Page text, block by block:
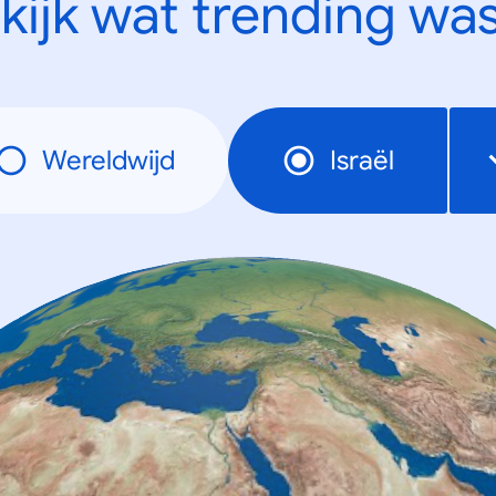
wat trending
Wereldwijd Israël